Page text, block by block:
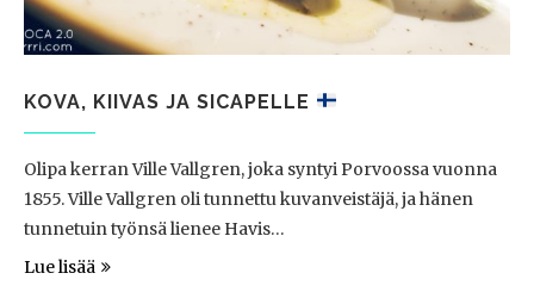
KOVA, KIIVAS JA SICAPELLE
Olipa kerran Ville Vallgren, joka syntyi Porvoossa vuonna
1855. Ville Vallgren oli tunnettu kuvanveistäjä, ja hänen
tunnetuin työnsä lienee Havis…
Lue lisää